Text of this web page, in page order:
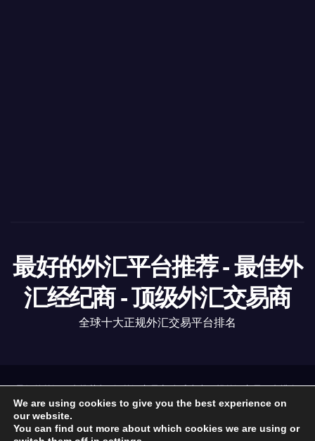
最好的外汇平台推荐 - 最佳外
汇经纪商 - 顶级外汇交易商
全球十大正规外汇交易平台排名
最好的外汇平台推荐|顶级外汇交易商全球十大正规外汇交易平台排名.
https://www.6-fx.com
外汇经纪商 外汇资讯 外汇分析 外汇教育 监管机构
We are using cookies to give you the best experience on
our website.
You can find out more about which cookies we are using or